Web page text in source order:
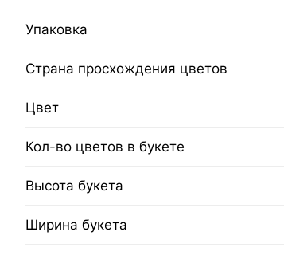
Упаковка
Страна просхождения цветов
Цвет
Кол-во цветов в букете
Высота букета
Ширина букета